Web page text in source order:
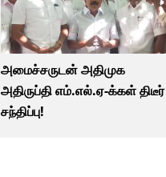
அமைச்சருடன் அதிமுக
அதிருப்தி எம்.எல்.ஏ-க்கள் திடீர்
சந்திப்பு!